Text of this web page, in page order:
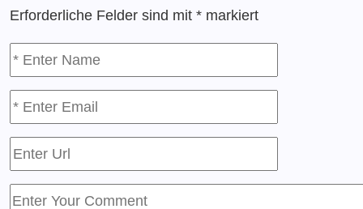
Erforderliche Felder sind mit * markiert